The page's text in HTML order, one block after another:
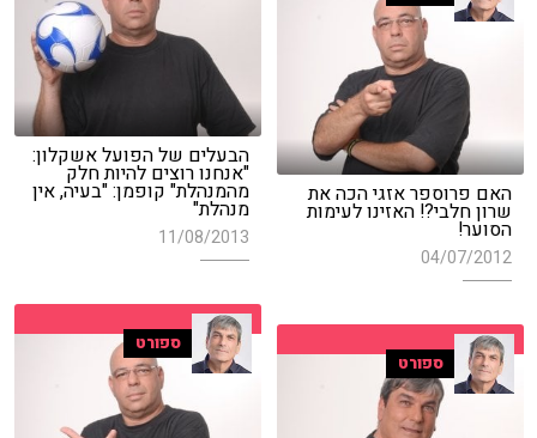
הבעלים של הפועל אשקלון:
"אנחנו רוצים להיות חלק
מהמנהלת" קופמן: "בעיה, אין
מנהלת"
11/08/2013
האם פרוספר אזגי הכה את
שרון חלבי?! האזינו לעימות
הסוער!
04/07/2012
ספורט
ספורט